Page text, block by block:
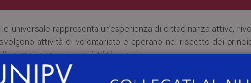
universale rappresenta un’esperienza di cittadinanza attiva,
attività di volontariato e operano nel rispetto dei
partecipazione e dell’utilità sociale.
civile universale è possibile accedere a progetti